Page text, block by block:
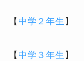
【 中学２年生 】
【 中学３年生 】